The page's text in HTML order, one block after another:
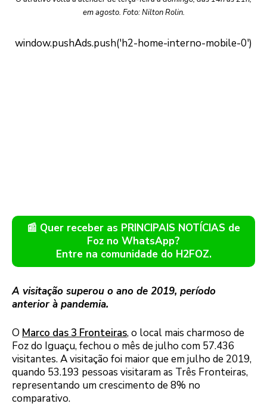
em agosto. Foto: Nilton Rolin.
📰 Quer receber as PRINCIPAIS NOTÍCIAS de
Foz no WhatsApp?
Entre na comunidade do H2FOZ.
A visitação superou o ano de 2019, período
anterior à pandemia.
O Marco das 3 Fronteiras, o local mais charmoso de
Foz do Iguaçu, fechou o mês de julho com 57.436
visitantes. A visitação foi maior que em julho de 2019,
quando 53.193 pessoas visitaram as Três Fronteiras,
representando um crescimento de 8% no
comparativo.